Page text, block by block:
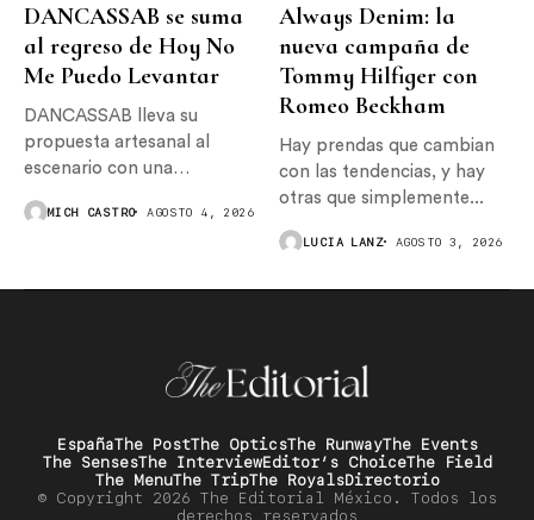
DANCASSAB se suma
al regreso de Hoy No
Me Puedo Levantar
DANCASSAB lleva su
propuesta artesanal al
escenario con una
para...MICH CASTRO AGOSTO 4, 2026
Always Denim: la
nueva campaña de
Tommy Hilfiger con
Romeo Beckham
Hay prendas que cambian
con las tendencias, y hay
otras que simplemente...
LUCIA LANZ AGOSTO 3, 2026
EspañaThe PostThe OpticsThe RunwayThe Events
The SensesThe InterviewEditor’s ChoiceThe Field
The MenuThe TripThe RoyalsDirectorio
© Copyright 2026 The Editorial México. Todos los
derechos reservados